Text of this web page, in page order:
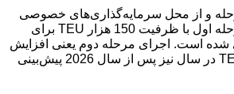
و از محل سرمایه‌گذاری‌های خصوصی
اجرا می‌گردد. اتمام مرحله اول با ظرفیت 150 هزار TEU برای
شده است. اجرای مرحله دوم یعنی افزایش
ظرفیت تا 300 هزار TEU در سال نیز پس از سال 2026 پیش‌بینی